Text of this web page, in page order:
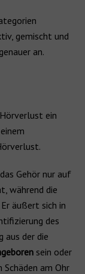
gemischt und
an.
ein
Gehör nur auf
während die
äußert sich in
des
aus der die
sein oder
Schäden am Ohr